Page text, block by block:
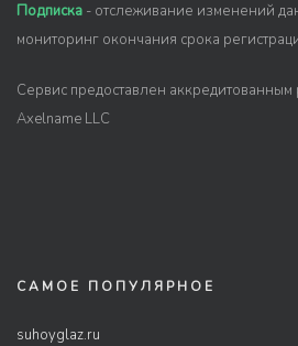
Подписка - отслеживание изменений
мониторинг окончания срока
Сервис предоставлен аккредитованным
Axelname LLC
САМОЕ ПОПУЛЯРНОЕ
suhoyglaz.ru